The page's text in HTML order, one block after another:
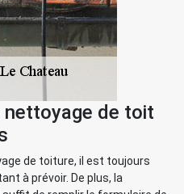
nettoyage de toit
de toiture, il est toujours
à prévoir. De plus, la